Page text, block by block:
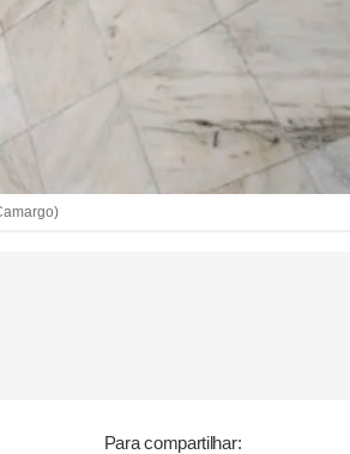
Para compartilhar: